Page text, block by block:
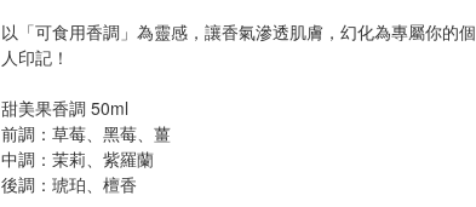
以「可食用香調」為靈感，讓香氣滲透肌膚，幻化為專屬你的個
人印記！
甜美果香調 50ml
前調：草莓、黑莓、薑
中調：茉莉、紫羅蘭
後調：琥珀、檀香